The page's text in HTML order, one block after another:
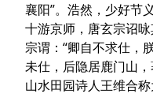
襄阳”。浩然，少好节
十游京师，唐玄宗诏
宗谓：“卿自不求仕，
未仕，后隐居鹿门山
山水田园诗人王维合称